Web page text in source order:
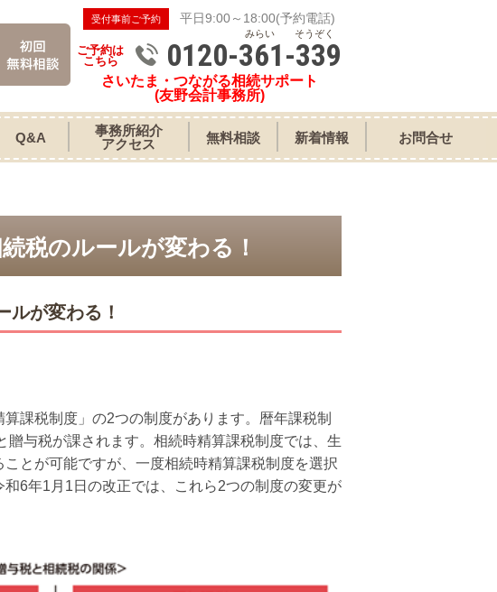
受付事前ご予約 平日9:00～18:00(予約電話)
ご予約は
こちら
みらい そうぞく
0120-361-339
さいたま・つながる相続サポート
(友野会計事務所)
Q&A
事務所紹介
アクセス
無料相談 新着情報 お問合せ
税のルールが変わる！
ルが変わる！
課税制度」の2つの制度があります。暦年課税制
与税が課されます。相続時精算課税制度では、生
とが可能ですが、一度相続時精算課税制度を選択
6年1月1日の改正では、これら2つの制度の変更が